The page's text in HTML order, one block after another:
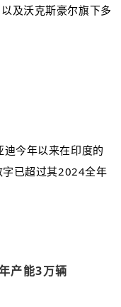
及沃克斯豪尔旗下多
今年以来在印度的
已超过其2024全年
产能3万辆